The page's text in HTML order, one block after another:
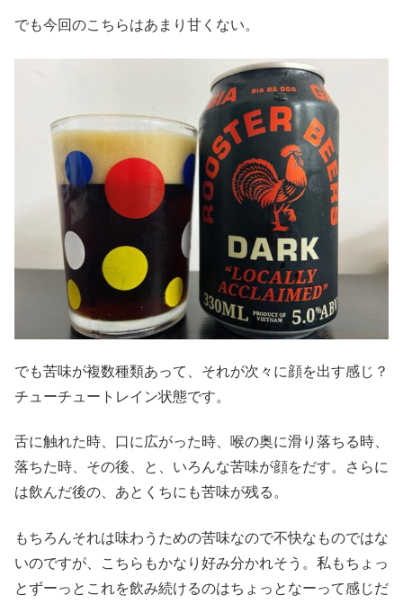
でも今回のこちらはあまり甘くない。
でも苦味が複数種類あって、それが次々に顔を出す感じ？
チューチュートレイン状態です。
舌に触れた時、口に広がった時、喉の奥に滑り落ちる時、
落ちた時、その後、と、いろんな苦味が顔をだす。さらに
は飲んだ後の、あとくちにも苦味が残る。
もちろんそれは味わうための苦味なので不快なものではな
いのですが、こちらもかなり好み分かれそう。私もちょっ
とずーっとこれを飲み続けるのはちょっとなーって感じだ